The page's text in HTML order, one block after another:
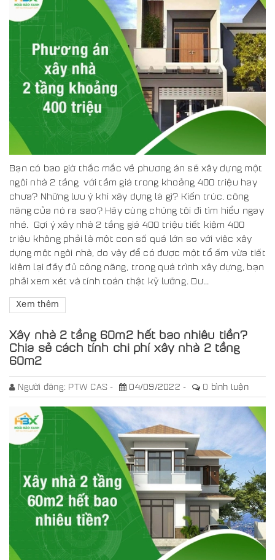
Bạn có bao giờ thắc mắc về phương án sẽ xây dựng một
ngôi nhà 2 tầng với tầm giá trong khoảng 400 triệu hay
chưa? Những lưu ý khi xây dựng là gì? Kiến trúc, công
năng của nó ra sao? Hãy cùng chúng tôi đi tìm hiểu ngay
nhé. Gợi ý xây nhà 2 tầng giá 400 triệu tiết kiệm 400
triệu không phải là một con số quá lớn so với việc xây
dựng một ngôi nhà, do vậy để có được một tổ ấm vừa tiết
kiệm lại đầy đủ công năng, trong quá trình xây dựng, bạn
phải xem xét và tính toán thật kỹ lưỡng. Dư...
Xem thêm
Xây nhà 2 tầng 60m2 hết bao nhiêu tiền?
Chia sẻ cách tính chi phí xây nhà 2 tầng
60m2
Người đăng: PTW CAS 04/09/2022 0 bình luận